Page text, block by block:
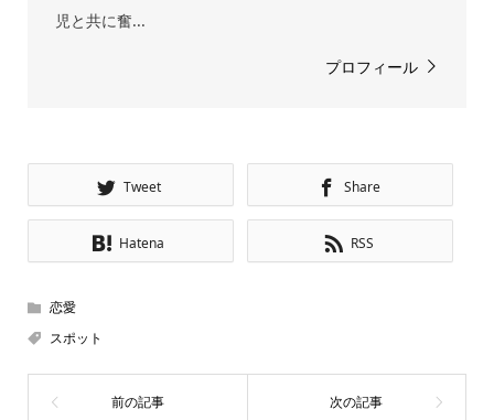
児と共に奮...
プロフィール
Tweet Share
Hatena RSS
恋愛
スポット